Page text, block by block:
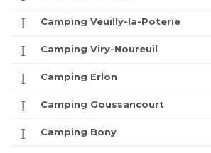
Camping Veuilly-la-Poterie
Camping Viry-Noureuil
Camping Erlon
Camping Goussancourt
Camping Bony